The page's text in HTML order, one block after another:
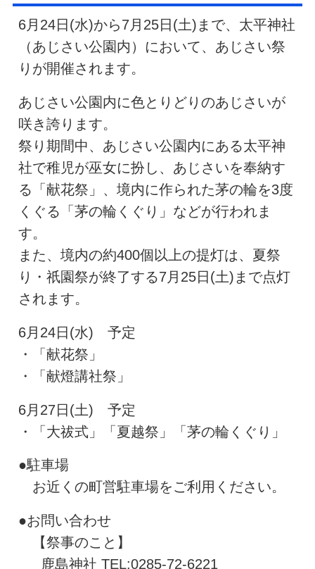
6月24日(水)から7月25日(土)まで、太平神社
（あじさい公園内）において、あじさい祭
りが開催されます。
あじさい公園内に色とりどりのあじさいが
咲き誇ります。
祭り期間中、あじさい公園内にある太平神
社で稚児が巫女に扮し、あじさいを奉納す
る「献花祭」、境内に作られた茅の輪を3度
くぐる「茅の輪くぐり」などが行われま
す。
また、境内の約400個以上の提灯は、夏祭
り・祇園祭が終了する7月25日(土)まで点灯
されます。
6月24日(水) 予定
・「献花祭」
・「献燈講社祭」
6月27日(土) 予定
・「大祓式」「夏越祭」「茅の輪くぐり」
●駐車場
お近くの町営駐車場をご利用ください。
●お問い合わせ
【祭事のこと】
鹿島神社 TEL:0285-72-6221